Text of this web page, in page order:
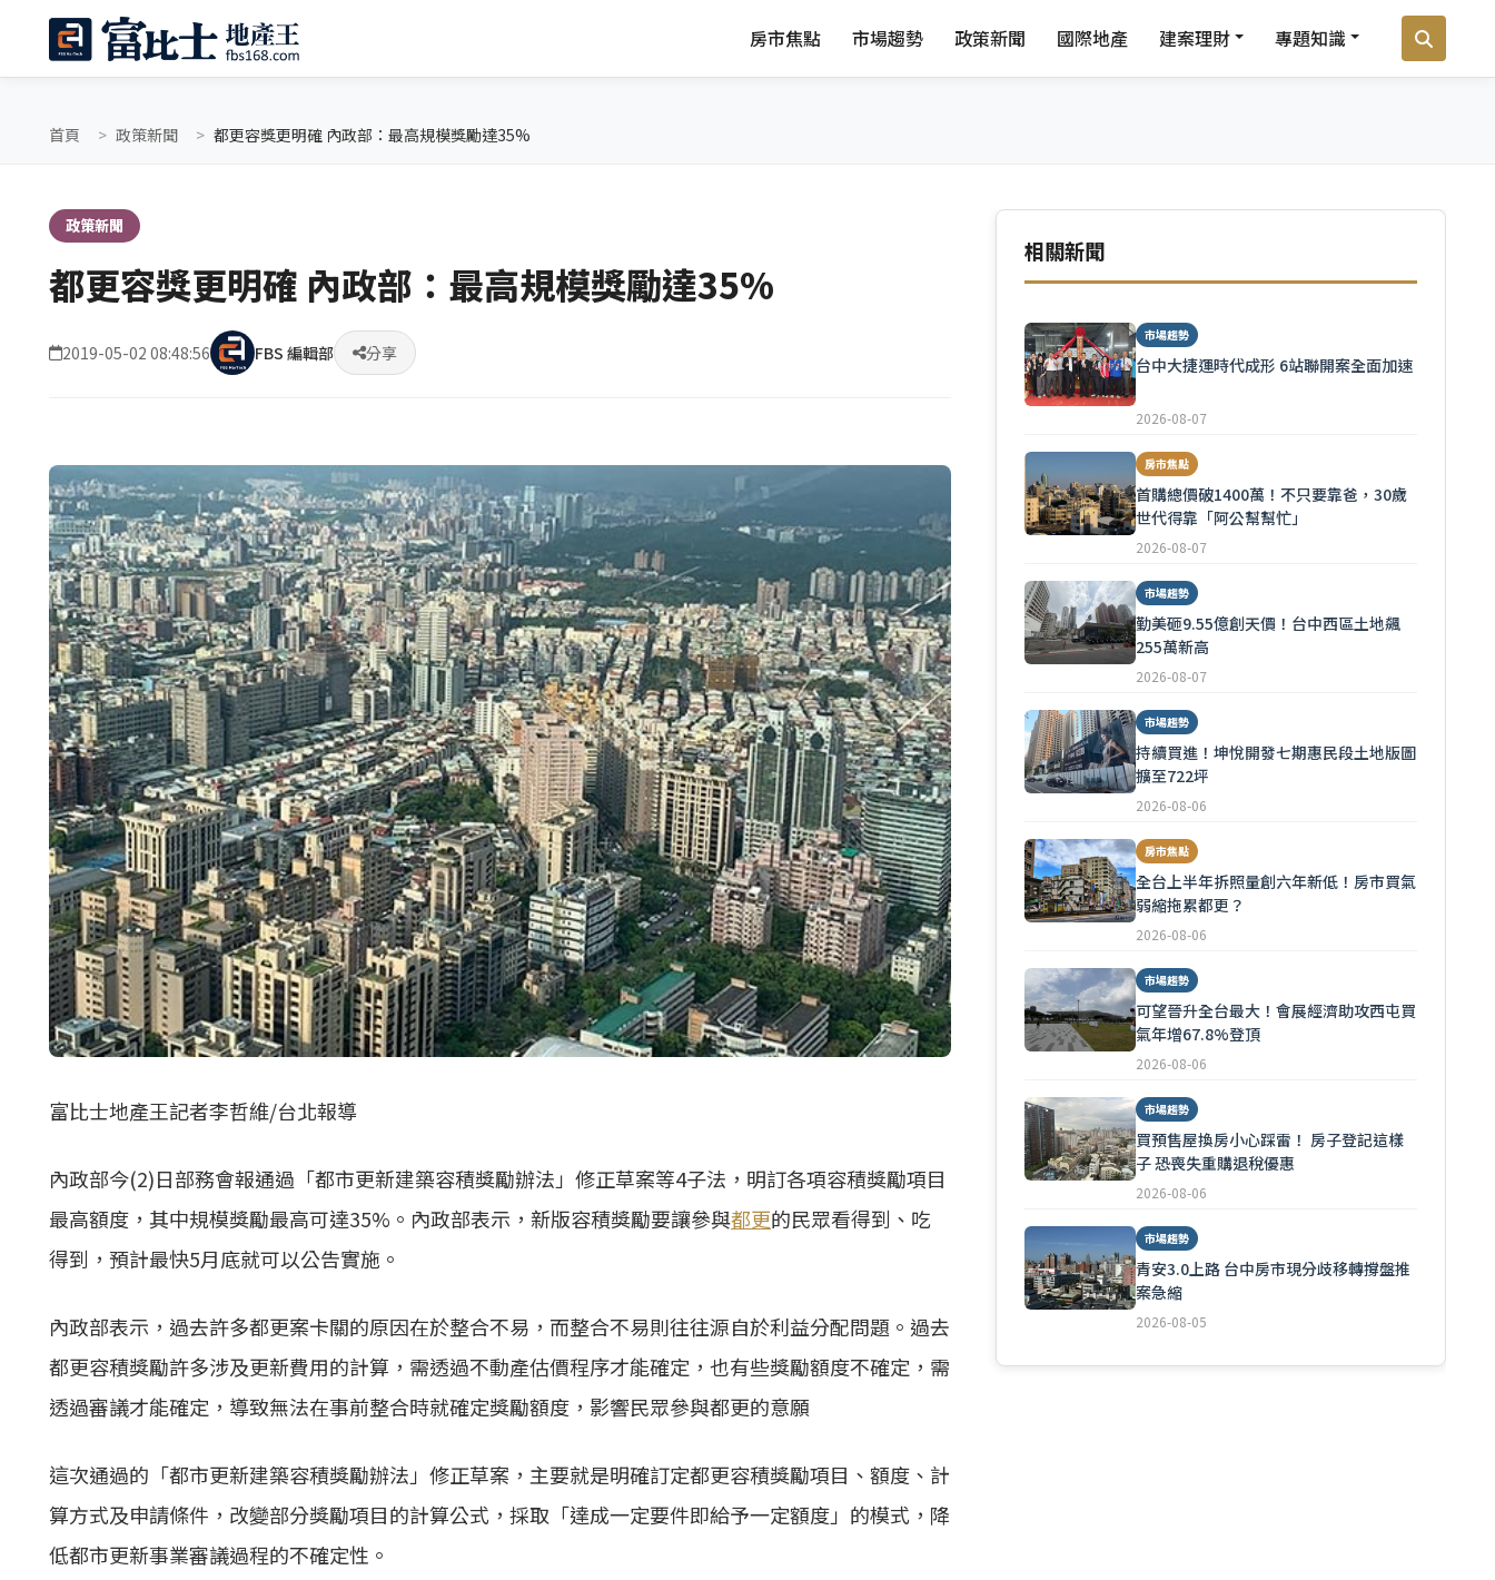
房市焦點 市場趨勢 政策新聞 國際地產 建案理財 專題知識
首頁 政策新聞 都更容獎更明確 內政部：最高規模獎勵達35%
政策新聞
都更容獎更明確 內政部：最高規模獎勵達35%
2019-05-02 08:48:56 FBS 編輯部 分享
富比士地產王記者李哲維/台北報導
內政部今(2)日部務會報通過「都市更新建築容積獎勵辦法」修正草案等4子法，明訂各項容積獎勵項目
最高額度，其中規模獎勵最高可達35%。內政部表示，新版容積獎勵要讓參與都更的民眾看得到、吃
得到，預計最快5月底就可以公告實施。
內政部表示，過去許多都更案卡關的原因在於整合不易，而整合不易則往往源自於利益分配問題。過去
都更容積獎勵許多涉及更新費用的計算，需透過不動產估價程序才能確定，也有些獎勵額度不確定，需
透過審議才能確定，導致無法在事前整合時就確定獎勵額度，影響民眾參與都更的意願
這次通過的「都市更新建築容積獎勵辦法」修正草案，主要就是明確訂定都更容積獎勵項目、額度、計
算方式及申請條件，改變部分獎勵項目的計算公式，採取「達成一定要件即給予一定額度」的模式，降
低都市更新事業審議過程的不確定性。
相關新聞
市場趨勢
台中大捷運時代成形 6站聯開案全面加速
2026-08-07
房市焦點
首購總價破1400萬！不只要靠爸，30歲
世代得靠「阿公幫幫忙」
2026-08-07
市場趨勢
勤美砸9.55億創天價！台中西區土地飆
255萬新高
2026-08-07
市場趨勢
持續買進！坤悅開發七期惠民段土地版圖
擴至722坪
2026-08-06
房市焦點
全台上半年拆照量創六年新低！房市買氣
弱縮拖累都更？
2026-08-06
市場趨勢
可望晉升全台最大！會展經濟助攻西屯買
氣年增67.8%登頂
2026-08-06
市場趨勢
買預售屋換房小心踩雷！ 房子登記這樣
子 恐喪失重購退稅優惠
2026-08-06
市場趨勢
青安3.0上路 台中房市現分歧移轉撐盤推
案急縮
2026-08-05